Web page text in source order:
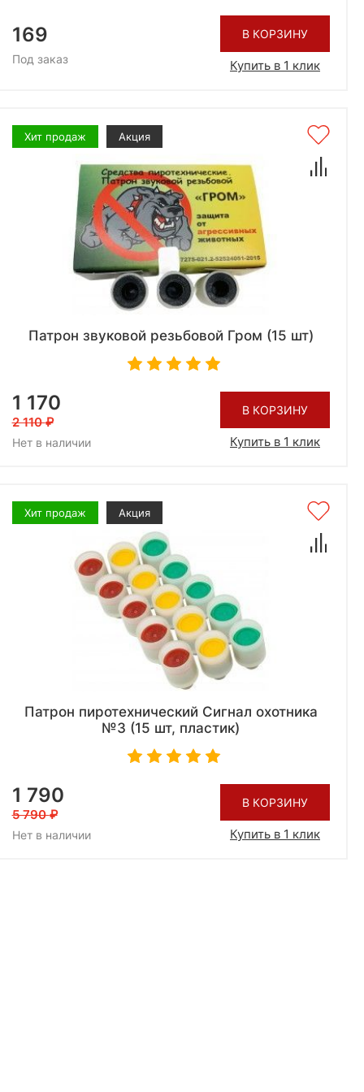
169
Под заказ
В КОРЗИНУ
Купить в 1 клик
Хит продаж Акция
Патрон звуковой резьбовой Гром (15 шт)
1 170
2 110
Нет в наличии
В КОРЗИНУ
Купить в 1 клик
Хит продаж Акция
Патрон пиротехнический Сигнал охотника
№3 (15 шт, пластик)
1 790
5 790
Нет в наличии
В КОРЗИНУ
Купить в 1 клик